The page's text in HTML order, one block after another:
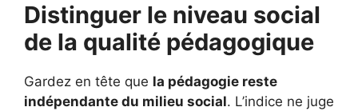
Distinguer le niveau social
de la qualité pédagogique
Gardez en tête que la pédagogie reste
indépendante du milieu social. L’indice ne juge